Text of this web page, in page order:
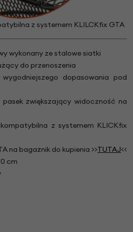
z systemem KLILCKfix GTA
wykonany ze stalowe siatki
do przenoszenia
dopasowania pod
pasek zwiększający widoczność na
z systemem KLICKfix
na bagażnik do kupienia >>TUTAJ<<
cm